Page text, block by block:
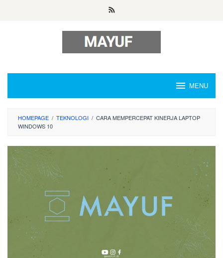
MENU
HOMEPAGE / TEKNOLOGI / CARA MEMPERCEPAT KINERJA LAPTOP
WINDOWS 10